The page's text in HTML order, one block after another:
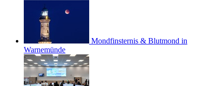
Mondfinsternis & Blutmond in
Warnemünde